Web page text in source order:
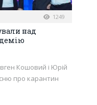
1249
над
Кошовий і Юрій
про карантин